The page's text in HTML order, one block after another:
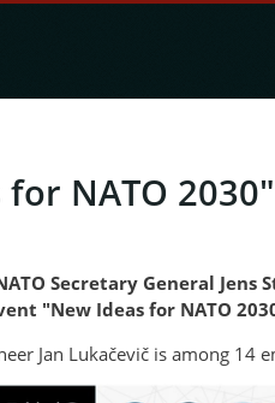
NATO 2030"
Secretary General
"New Ideas for NATO
Jan Lukačevič is among